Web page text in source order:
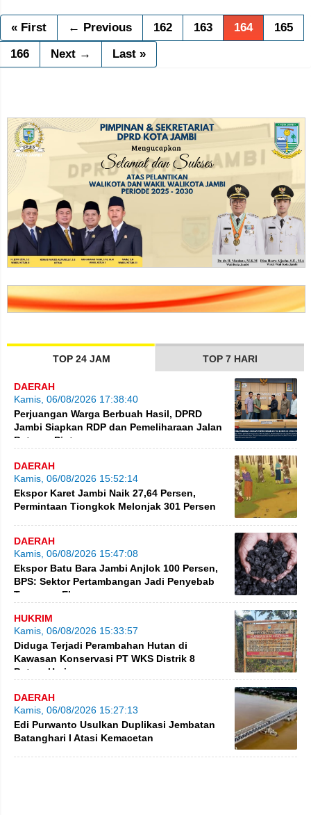
« First ← Previous 162 163 164
165
166
Next → Last »
TOP 24 JAM TOP 7 HARI
DAERAH
Kamis, 06/08/2026 17:38:40
Perjuangan Warga Berbuah Hasil, DPRD
Jambi Siapkan RDP dan Pemeliharaan Jalan
Betung–Pintas
DAERAH
Kamis, 06/08/2026 15:52:14
Ekspor Karet Jambi Naik 27,64 Persen,
Permintaan Tiongkok Melonjak 301 Persen
DAERAH
Kamis, 06/08/2026 15:47:08
Ekspor Batu Bara Jambi Anjlok 100 Persen,
BPS: Sektor Pertambangan Jadi Penyebab
Turunnya Ekspor
HUKRIM
Kamis, 06/08/2026 15:33:57
Diduga Terjadi Perambahan Hutan di
Kawasan Konservasi PT WKS Distrik 8
BatangHari
DAERAH
Kamis, 06/08/2026 15:27:13
Edi Purwanto Usulkan Duplikasi Jembatan
Batanghari I Atasi Kemacetan